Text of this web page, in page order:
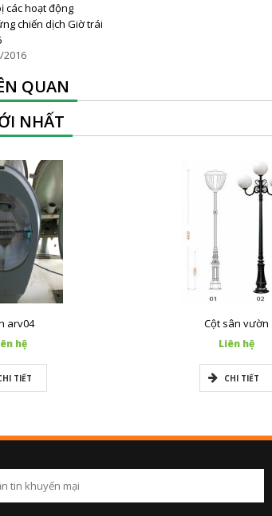
các hoạt động
chiến dịch Giờ trái
QUAN
NHẤT
arv04
hệ
TIẾT
Cột sân vườn
Liên hệ
CHI TIẾT